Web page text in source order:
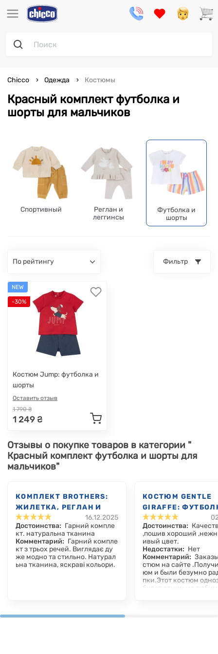
Красный комплект футболка и
шорты для мальчиков
Chicco Одежда Костюмы
Спортивный
Реглан и
леггинсы
Футболка и
шорты
по рейтингу Фильтр
NEW
-30%
Костюм Jump: футболка и
шорты
Оставить отзыв
1 790 ₴
1 249 ₴
Отзывы о покупке товаров в категории "
Красный комплект футболка и шорты для
мальчиков"
КОМПЛЕКТ BROTHERS:
ЖИЛЕТКА, РЕГЛАН И
БРЮКИ
16.12.2025
Достоинства: Гарний компле
кт. натуральна тканина
Комментарий: Гарний компле
кт з трьох речей. Виглядає ду
же модно та стильно. Натурал
ьна тканина, яскраві кольори.
КОСТЮМ GENTLE
GIRAFFE:
ШОРТЫ
Достоинства:
,пошив хороший
ивый цвет.
Недостатки: Нет
Комментарий:
стюм на сайте
юм и были безумно
пки.Этот костюм
будет одним из